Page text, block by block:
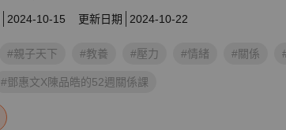
2024-10-15 更新日期 2024-10-22
#親子天下 #教養 #壓力 #情緒 #關係
#鄧惠文X陳品皓的52週關係課